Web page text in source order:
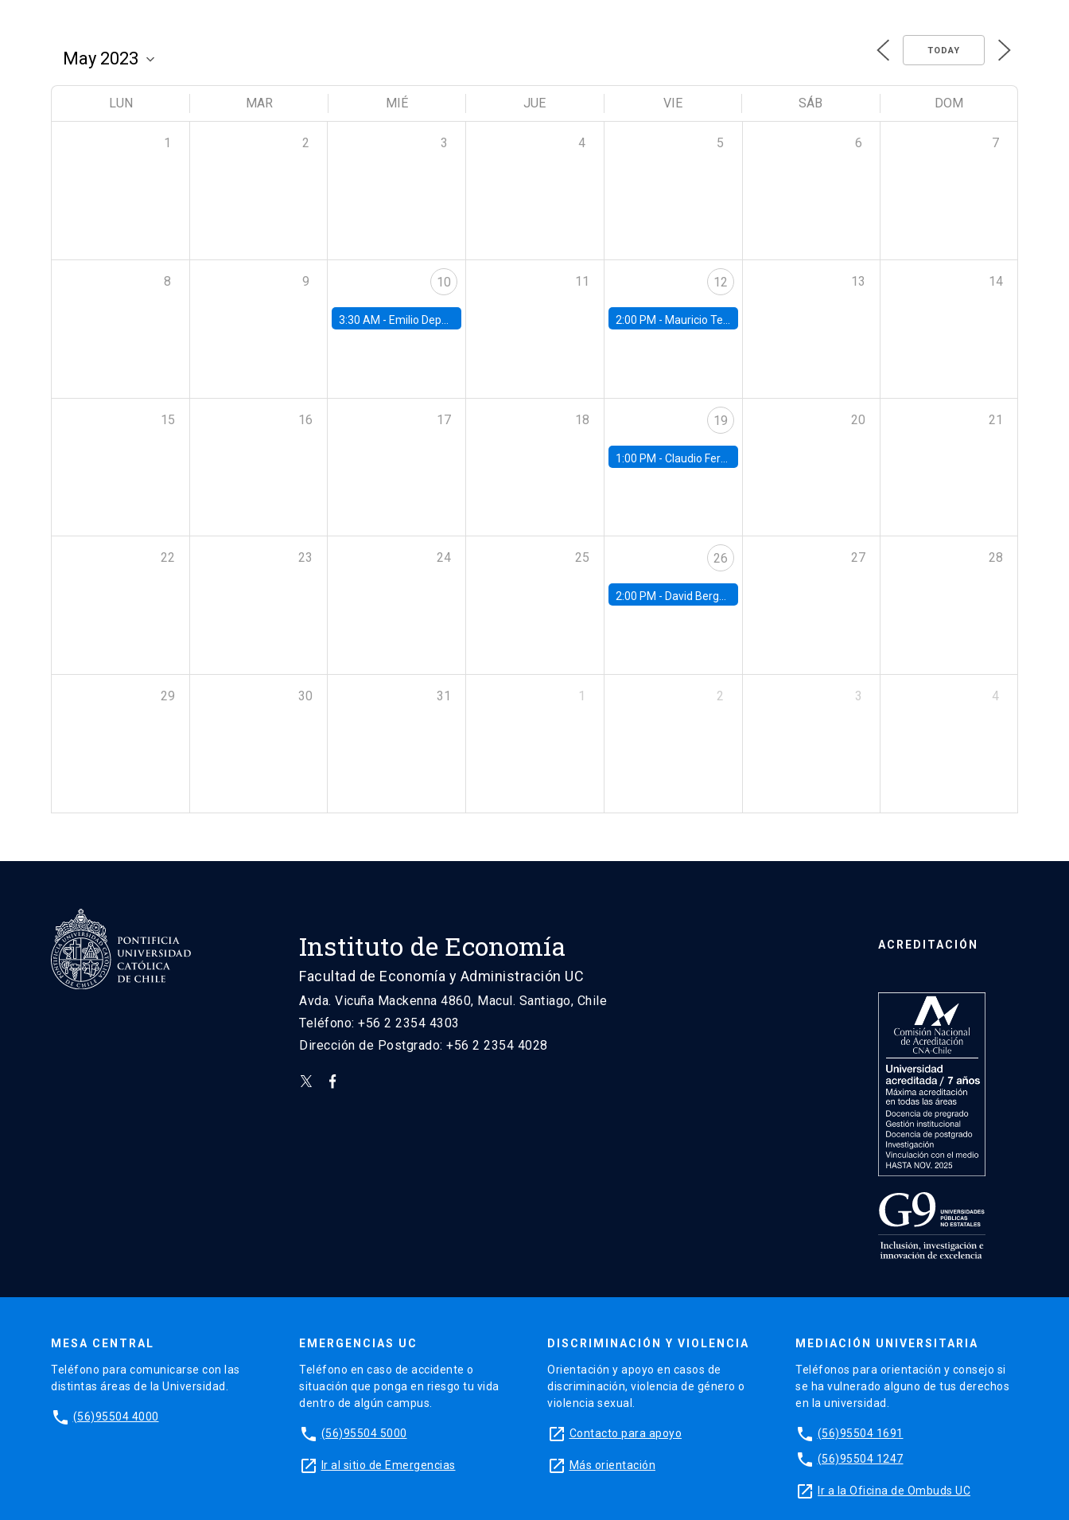
TODAY
LUN MAR MIÉ JUE VIE SÁB DOM
1 2 3 4 5 6 7
8 9 10
3:30 AM - Emilio Depetris-Chauvín, Universidad Católica
11 12
2:00 PM - Mauricio Tejada, UDP
13 14
15 16 17 18 19
1:00 PM - Claudio Ferraz, British Columbia
20 21
22 23 24 25 26
2:00 PM - David Berger, Duke
27 28
29 30 31 1 2 3 4
Instituto de Economía
Facultad de Economía y Administración UC
Avda. Vicuña Mackenna 4860, Macul. Santiago, Chile
Teléfono: +56 2 2354 4303
Dirección de Postgrado: +56 2 2354 4028
ACREDITACIÓN
MESA CENTRAL
Teléfono para comunicarse con las
distintas áreas de la Universidad.
phone (56)95504 4000
EMERGENCIAS UC
Teléfono en caso de accidente o
situación que ponga en riesgo tu vida
dentro de algún campus.
phone (56)95504 5000
launch Ir al sitio de Emergencias
DISCRIMINACIÓN Y VIOLENCIA
Orientación y apoyo en casos de
discriminación, violencia de género o
violencia sexual.
launch Contacto para apoyo
launch Más orientación
MEDIACIÓN UNIVERSITARIA
Teléfonos para orientación y consejo si
se ha vulnerado alguno de tus derechos
en la universidad.
phone (56)95504 1691
phone (56)95504 1247
launch Ir a la Oficina de Ombuds UC